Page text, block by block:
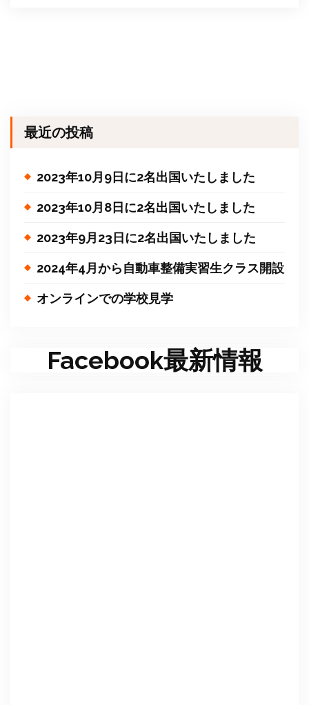
最近の投稿
2023年10月9日に2名出国いたしました
2023年10月8日に2名出国いたしました
2023年9月23日に2名出国いたしました
2024年4月から自動車整備実習生クラス開設
オンラインでの学校見学
Facebook最新情報